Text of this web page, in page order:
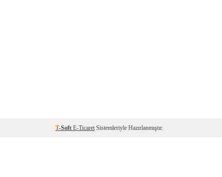
T-Soft E-Ticaret Sistemleriyle Hazırlanmıştır.